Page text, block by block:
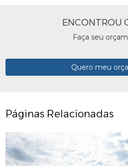
ENCONTROU
Faça seu
Quero meu
Páginas Relacionadas